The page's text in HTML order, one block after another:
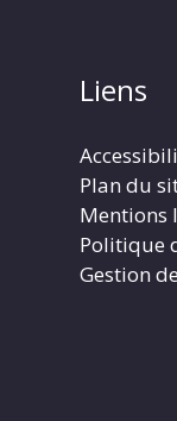
Liens
Plan du
Mentions
Politique
Gestion